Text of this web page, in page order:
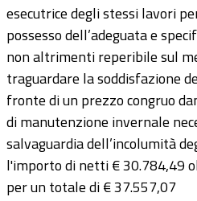
esecutrice degli stessi lavori
possesso dell’adeguata e
non altrimenti reperibile sul
traguardare la soddisfazione
fronte di un prezzo congruo
di manutenzione invernale
salvaguardia dell’incolumità
l'importo di netti € 30.784,49
per un totale di € 37.557,07